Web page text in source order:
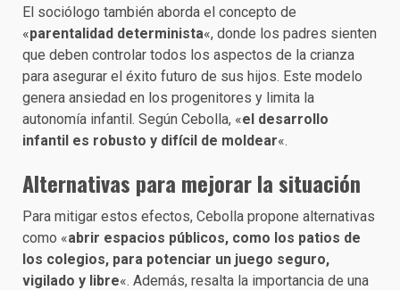
El sociólogo también aborda el concepto de
«parentalidad determinista«, donde los padres sienten
que deben controlar todos los aspectos de la crianza
para asegurar el éxito futuro de sus hijos. Este modelo
genera ansiedad en los progenitores y limita la
autonomía infantil. Según Cebolla, «el desarrollo
infantil es robusto y difícil de moldear«.
Alternativas para mejorar la situación
Para mitigar estos efectos, Cebolla propone alternativas
como «abrir espacios públicos, como los patios de
los colegios, para potenciar un juego seguro,
vigilado y libre«. Además, resalta la importancia de una